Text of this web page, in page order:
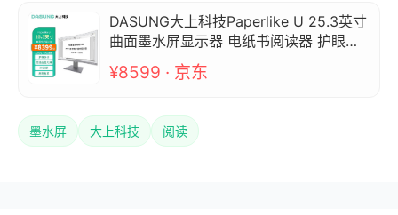
DASUNG大上科技Paperlike U 25.3英寸
曲面墨水屏显示器 电纸书阅读器 护眼显
示 Paperlike U(无前光有线连接 无支
架）
¥8599 · 京东
墨水屏 大上科技 阅读